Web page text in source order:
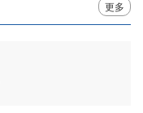
更多